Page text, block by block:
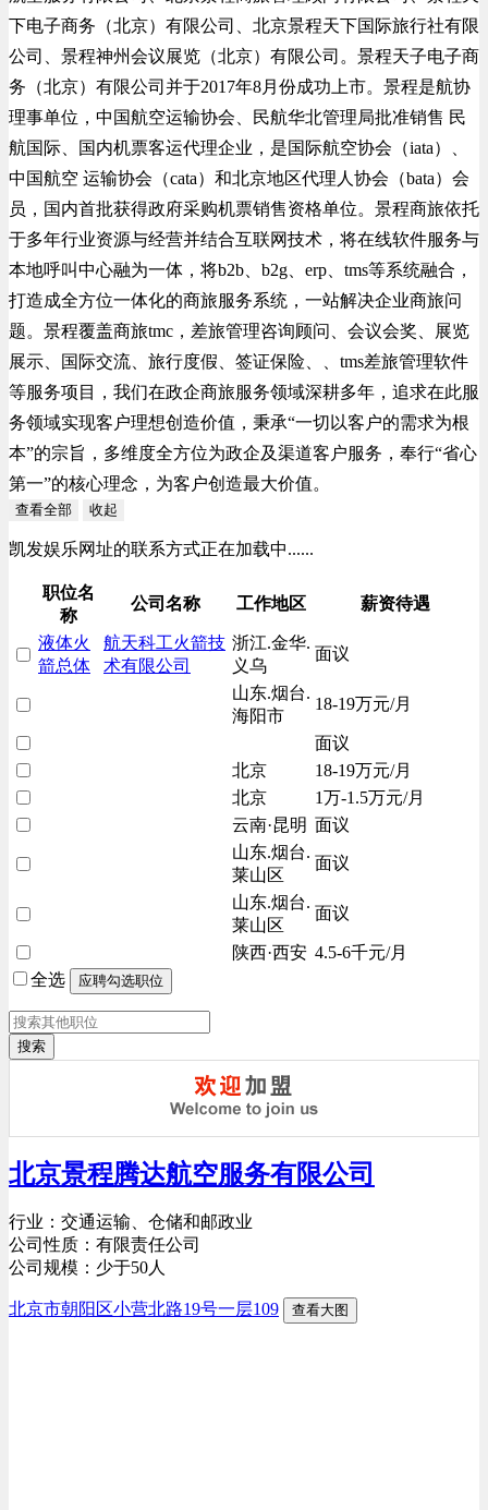
下电子商务（北京）有限公司、北京景程天下国际旅行社有限
公司、景程神州会议展览（北京）有限公司。景程天子电子商
务（北京）有限公司并于2017年8月份成功上市。景程是航协
理事单位，中国航空运输协会、民航华北管理局批准销售 民
航国际、国内机票客运代理企业，是国际航空协会（iata）、
中国航空 运输协会（cata）和北京地区代理人协会（bata）会
员，国内首批获得政府采购机票销售资格单位。景程商旅依托
于多年行业资源与经营并结合互联网技术，将在线软件服务与
本地呼叫中心融为一体，将b2b、b2g、erp、tms等系统融合，
打造成全方位一体化的商旅服务系统，一站解决企业商旅问
题。景程覆盖商旅tmc，差旅管理咨询顾问、会议会奖、展览
展示、国际交流、旅行度假、签证保险、、tms差旅管理软件
等服务项目，我们在政企商旅服务领域深耕多年，追求在此服
务领域实现客户理想创造价值，秉承“一切以客户的需求为根
本”的宗旨，多维度全方位为政企及渠道客户服务，奉行“省心
第一”的核心理念，为客户创造最大价值。
查看全部 收起
凯发娱乐网址的联系方式正在加载中......
职位名
称
公司名称 工作地区 薪资待遇
液体火
箭总体
航天科工火箭技
术有限公司
浙江.金华.
义乌
面议
山东.烟台.
海阳市
18-19万元/月
面议
北京
18-19万元/月
北京
1万-1.5万元/月
云南·昆明 面议
山东.烟台.
莱山区
面议
山东.烟台.
莱山区
面议
陕西·西安 4.5-6千元/月
全选
搜索
北京景程腾达航空服务有限公司
行业：交通运输、仓储和邮政业
公司性质：有限责任公司
公司规模：少于50人
北京市朝阳区小营北路19号一层109 查看大图